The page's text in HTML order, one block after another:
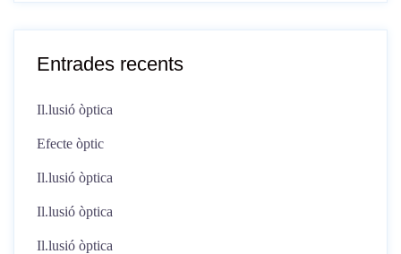
Entrades recents
Il.lusió òptica
Efecte òptic
Il.lusió òptica
Il.lusió òptica
Il.lusió òptica